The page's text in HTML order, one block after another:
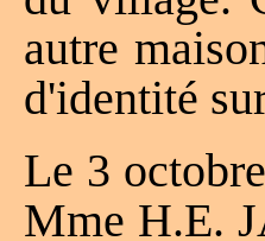
autre
d'identité
Le 3
Mme H.E.